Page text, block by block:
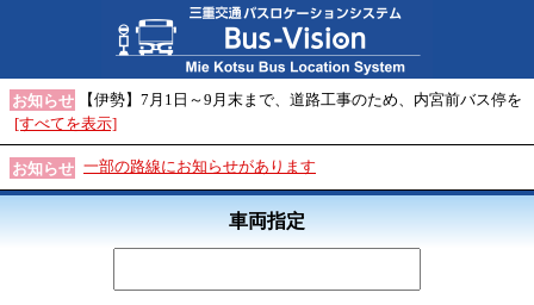
お知らせ
【伊勢】7月1日～9月末まで、道路工事のため、内宮前バス停を
[すべてを表示]
お知らせ 一部の路線にお知らせがあります
車両指定